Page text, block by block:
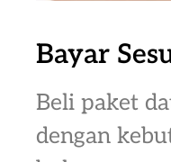
Bayar
Beli paket
dengan